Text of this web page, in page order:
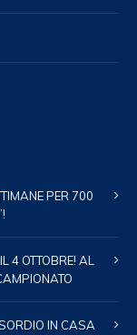
PER 700
4 OTTOBRE! AL
IN CASA